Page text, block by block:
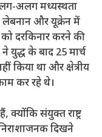
अलग मध्यस्थता
और यूक्रेन में
को दरकिनार करने की
युद्ध के बाद 25 मार्च
किया था और क्षेत्रीय
कर रहे थे।
क्योंकि संयुक्त राष्ट्र
दिखने